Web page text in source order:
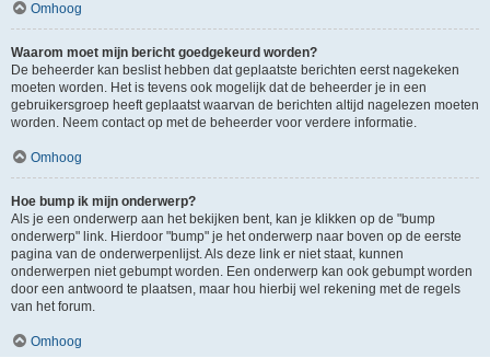
Omhoog
Waarom moet mijn bericht goedgekeurd worden?
De beheerder kan beslist hebben dat geplaatste berichten eerst nagekeken
moeten worden. Het is tevens ook mogelijk dat de beheerder je in een
gebruikersgroep heeft geplaatst waarvan de berichten altijd nagelezen moeten
worden. Neem contact op met de beheerder voor verdere informatie.
Omhoog
Hoe bump ik mijn onderwerp?
Als je een onderwerp aan het bekijken bent, kan je klikken op de "bump
onderwerp" link. Hierdoor "bump" je het onderwerp naar boven op de eerste
pagina van de onderwerpenlijst. Als deze link er niet staat, kunnen
onderwerpen niet gebumpt worden. Een onderwerp kan ook gebumpt worden
door een antwoord te plaatsen, maar hou hierbij wel rekening met de regels
van het forum.
Omhoog